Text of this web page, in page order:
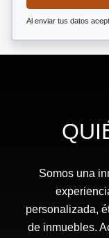
Al enviar tus datos
Somos una
personalizada,
de inmuebles.